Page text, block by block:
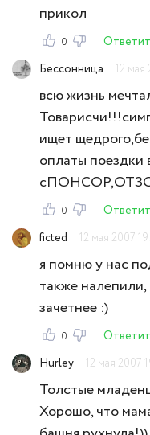
прикол
0
Бессонница
12
всю жизнь
ищет
оплаты поездки
0
ficted
12 мая 2007
я помню у нас
также
зачетнее :)
0
Hurley
12 мая 2007
Толстые
Хорошо, что